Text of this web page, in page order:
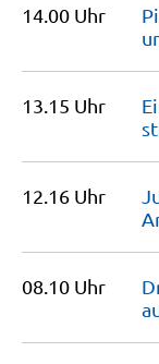
14.00 Uhr
13.15 Uhr
12.16 Uhr
08.10 Uhr